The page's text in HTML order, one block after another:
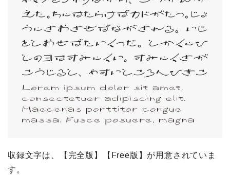
収録文字は、【完全版】【Free版】が用意されていま
す。